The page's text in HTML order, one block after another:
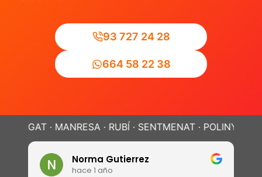
93 727 24 28
664 58 22 38
· MANRESA · RUBÍ · SENTMENAT · POLINYÀ ·
Norma Gutierrez
hace 1 año